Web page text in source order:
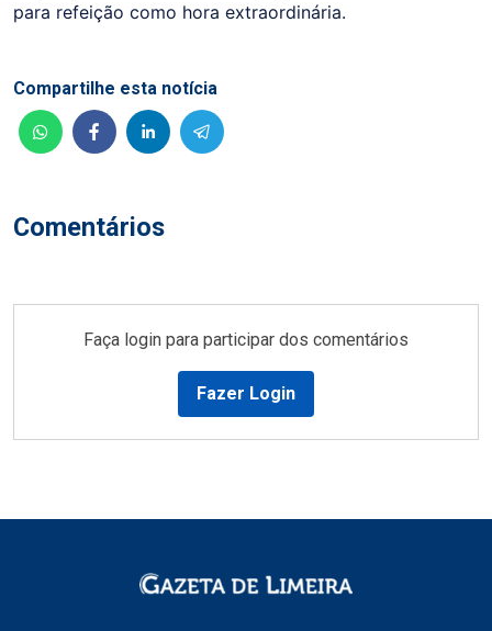
para refeição como hora extraordinária.
Comentários
Compartilhe esta notícia
Faça login para participar dos comentários
Fazer Login